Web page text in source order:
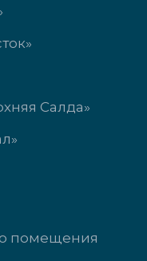
Салда»
помещения